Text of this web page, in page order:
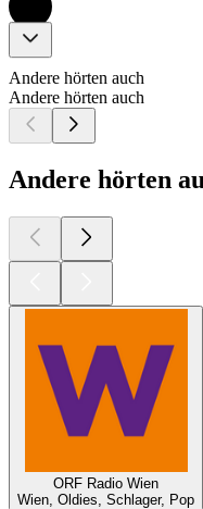
Andere hörten auch
Andere hörten auch
Andere hörten
ORF Radio Wien
Wien, Oldies, Schlager, Pop